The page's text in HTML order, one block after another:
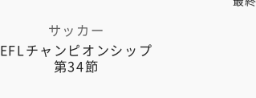
サッカー
EFLチャンピオンシップ
第34節